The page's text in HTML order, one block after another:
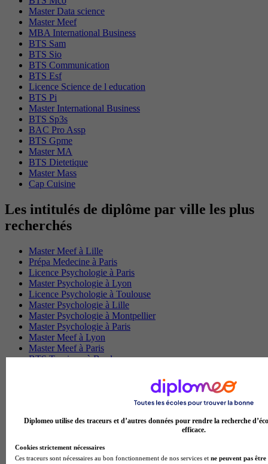
Master Data science
Master Meef
MBA International Business
BTS Sam
BTS Sio
BTS Communication
BTS Esf
Licence Science de l education
BTS Pi
Master International Business
BTS Sp3s
BAC Pro Assp
BTS Gpme
Master MA
BTS Dietetique
Master Mass
Cap Cuisine
Les intitulés de diplôme par ville les plus
recherchés
Master Meef à Lille
Prépa Medecine à Paris
Licence Psychologie à Paris
Master Psychologie à Lyon
Licence Psychologie à Toulouse
Master Psychologie à Lille
Master Psychologie à Montpellier
Master Psychologie à Paris
Master Meef à Lyon
Master Meef à Paris
BTS Tourisme à Bordeaux
BTS Communication à Bordeaux
BTS Communication à Lyon
BTS Ndrc à Lyon
Diplomeo utilise des traceurs et d’autres données pour rendre la recherche
efficace.
Cookies strictement nécessaires
Ces traceurs sont nécessaires au bon fonctionnement de nos services et ne peuvent pas être